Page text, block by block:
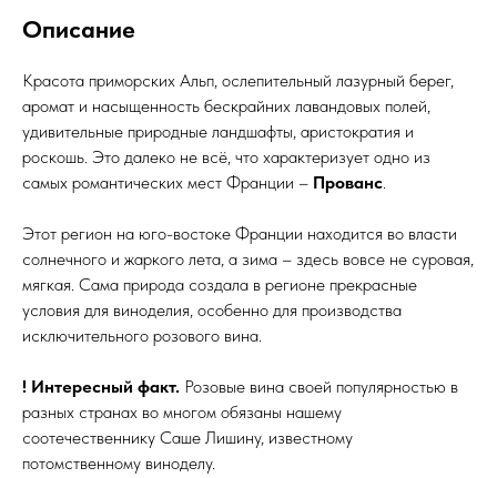
Описание
Красота приморских Альп, ослепительный лазурный берег,
аромат и насыщенность бескрайних лавандовых полей,
удивительные природные ландшафты, аристократия и
роскошь. Это далеко не всё, что характеризует одно из
самых романтических мест Франции – Прованс.
Этот регион на юго-востоке Франции находится во власти
солнечного и жаркого лета, а зима – здесь вовсе не суровая,
мягкая. Сама природа создала в регионе прекрасные
условия для виноделия, особенно для производства
исключительного розового вина.
! Интересный факт. Розовые вина своей популярностью в
разных странах во многом обязаны нашему
соотечественнику Саше Лишину, известному
потомственному виноделу.